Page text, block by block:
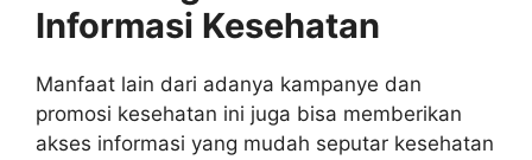
Informasi Kesehatan
Manfaat lain dari adanya kampanye dan
promosi kesehatan ini juga bisa memberikan
akses informasi yang mudah seputar kesehatan